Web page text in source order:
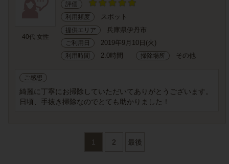
40代 女性
評価
利用頻度
スポット
提供エリア 兵庫県伊丹市
ご利用日 2019年9月10日(火)
利用時間 2.0時間 掃除場所 その他
ご感想
綺麗に丁寧にお掃除していただいてありがとうございます。
日頃、手抜き掃除なのでとても助かりました！
1 2 最後